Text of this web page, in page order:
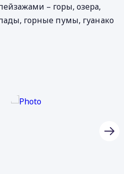
– горы, озера,
горные пумы, гуанако